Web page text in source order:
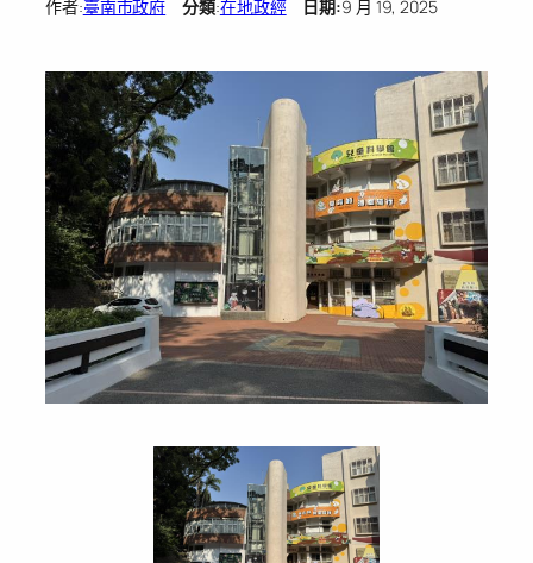
作者:臺南市政府 分類:在地政經日期:9 月 19, 2025